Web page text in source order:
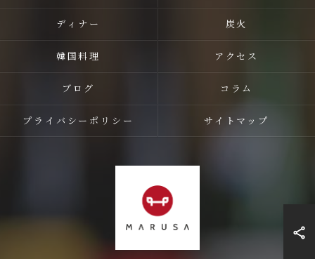
ディナー 炭火
韓国料理 アクセス
ブログ コラム
プライバシーポリシー サイトマップ